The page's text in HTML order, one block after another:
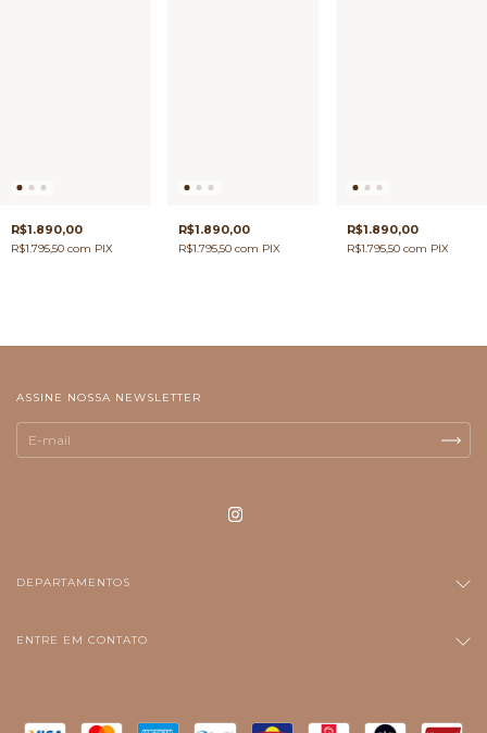
R$1.890,00
R$1.795,50 com PIX
R$1.890,00
R$1.795,50com PIX
R$1.890,00
R$1.795,50 com PIX
ASSINE NOSSA NEWSLETTER
DEPARTAMENTOS
ENTRE EM CONTATO